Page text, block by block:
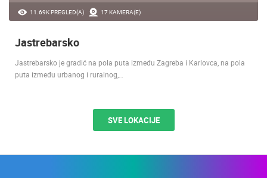
11.69K PREGLED(A) 17 KAMERA(E)
Jastrebarsko
Jastrebarsko je gradić na pola puta između Zagreba i Karlovca, na pola
puta između urbanog i ruralnog,…
SVE LOKACIJE